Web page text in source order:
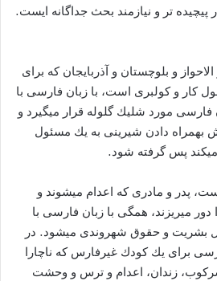
تر و نیازمند بحث جداگانه ایست.
و بلوچستان و آذربایجان كه‌ برای
كار و كولبری است، با زبان فارسی با
فارسی مورد شلیك گلوله‌ قرار میگیرد و
بهمراه دادن شیرینی به یك مسئول
پس گرفته‌ شود.
پدر و مادری كه‌ اعدام میشوند و
میریزند، همگی با زبان فارسی با
بشریت و حقوق شهروندی میشود. در
برای یك كودك غیرفارس كه‌ ناچارا
سركوب، زندان، اعدام و ترس و وحشت